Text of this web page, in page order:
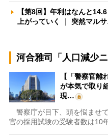
【第8回】年利はなんと
上がっていく ｜ 突然マル
河合雅司「人口減少
【「警察官離
が本気で取り
現…
警察庁が目下、頭を悩ませ
官の採用試験の受験者数は10